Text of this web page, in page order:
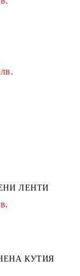
ЛЕНТИ
КУТИЯ